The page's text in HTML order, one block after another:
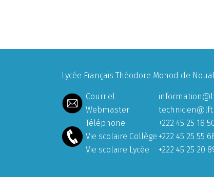
Lycée Français Théodore Monod de
Courriel
Webmaster
Téléphone
+222 45 25 18
Vie scolaire Collège +222 45 25 55
Vie scolaire Lycée
+222 45 25 20